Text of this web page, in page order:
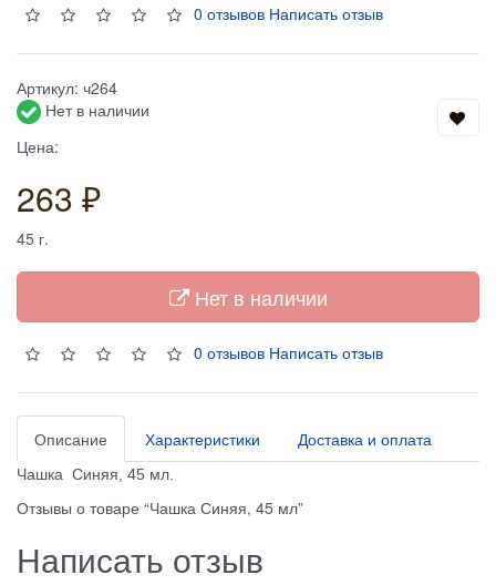
0 отзывов Написать отзыв
Артикул: ч264
Нет в наличии
Цена:
263 ₽
45 г.
Нет в наличии
0 отзывов Написать отзыв
Описание Характеристики Доставка и оплата
Чашка Синяя, 45 мл.
Отзывы о товаре “Чашка Синяя, 45 мл”
Написать отзыв